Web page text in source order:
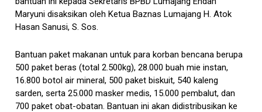
Maryuni disaksikan oleh Ketua Baznas Lumajang H. Atok
Hasan Sanusi, S. Sos.
Bantuan paket makanan untuk para korban bencana berupa
500 paket beras (total 2.500kg), 28.000 buah mie instan,
16.800 botol air mineral, 500 paket biskuit, 540 kaleng
sarden, serta 25.000 masker medis, 15.000 pembalut, dan
700 paket obat-obatan. Bantuan ini akan didistribusikan ke